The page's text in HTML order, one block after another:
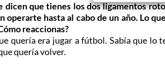
que tienes los dos ligamentos
operarte hasta al cabo de un año. Lo
reaccionas?
quería era jugar a fútbol. Sabía que lo
quería volver.